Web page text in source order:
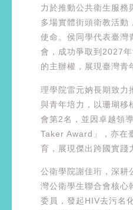
力於推動公共衛生服務
多場實體街頭衛教活動
使命。侯同學代表臺灣
會，成功爭取到2027
的主辦權，展現臺灣青
理學院雷元妠長期致力
與青年培力，以珊瑚移
會第2名，並因卓越領
Taker Award」，亦在
育，展現傑出跨國實踐
公衛學院謝佳珩，深耕
灣公衛學生聯合會核心
委員，發起HIV去污名